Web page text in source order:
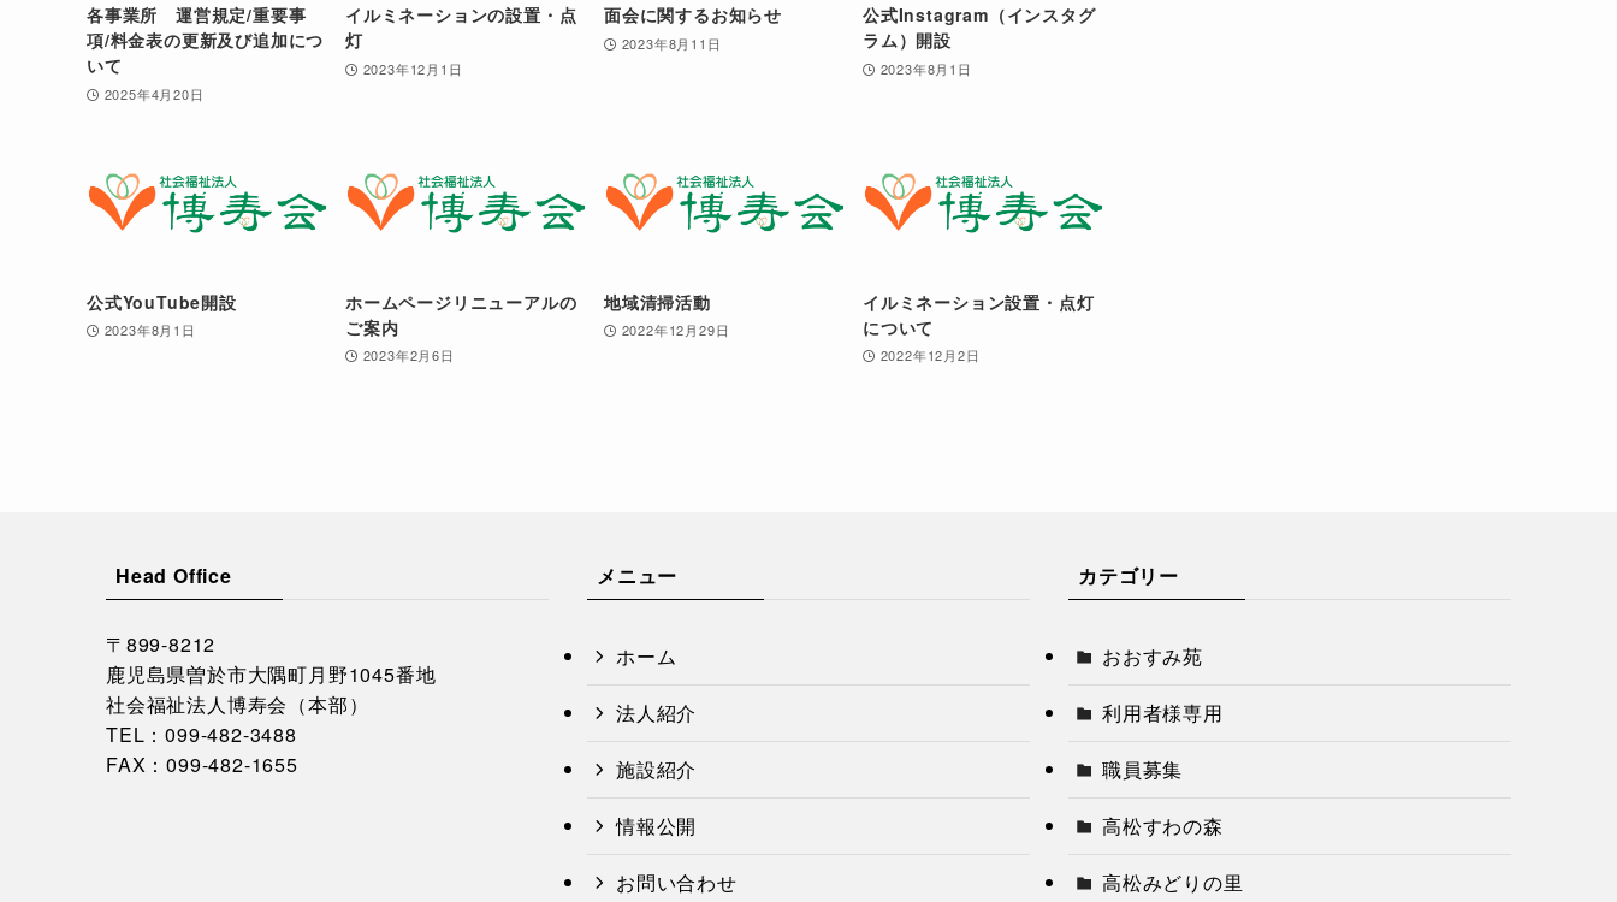
各事業所 運営規定/重要事
項/料金表の更新及び追加につ
いて
2025年4月20日
イルミネーションの設置・点
灯
2023年12月1日
面会に関するお知らせ
2023年8月11日
公式Instagram（インスタグ
ラム）開設
2023年8月1日
公式YouTube開設
2023年8月1日
ホームページリニューアルの
ご案内
2023年2月6日
地域清掃活動
2022年12月29日
イルミネーション設置・点灯
について
2022年12月2日
Head Office
〒899-8212
鹿児島県曽於市大隅町月野1045番地
社会福祉法人博寿会（本部）
TEL：099-482-3488
FAX：099-482-1655
メニュー
ホーム
法人紹介
施設紹介
情報公開
お問い合わせ
カテゴリー
おおすみ苑
利用者様専用
職員募集
高松すわの森
高松みどりの里